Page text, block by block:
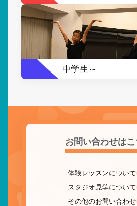
中学生～
お問い合わせはこ
体験レッスンについて
スタジオ見学について
その他のお問い合わせ